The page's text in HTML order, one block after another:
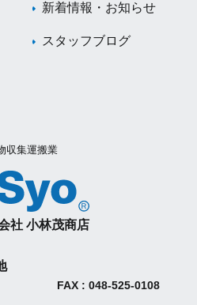
新着情報・お知らせ
スタッフブログ
収集運搬業
社 小林茂商店
FAX : 048-525-0108